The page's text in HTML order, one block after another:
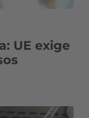
UE exige